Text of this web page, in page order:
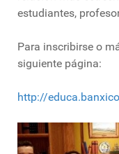
estudiantes,
Para inscribirse o
siguiente página:
http://